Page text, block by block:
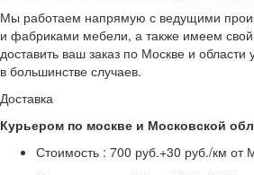
Мы работаем напрямую с ведущими
и фабриками мебели, а также имеем
доставить ваш заказ по Москве и
в большинстве случаев.
Доставка
Курьером по москве и Московской
Стоимость : 700 руб.+30 руб./км от